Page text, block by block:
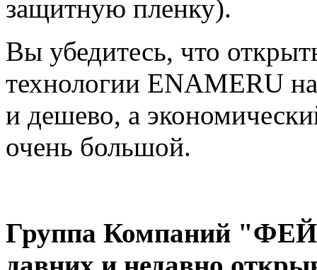
защитную пленку).
Вы убедитесь, что
технологии ENAMERU
и дешево, а
очень большой.
Группа Компаний